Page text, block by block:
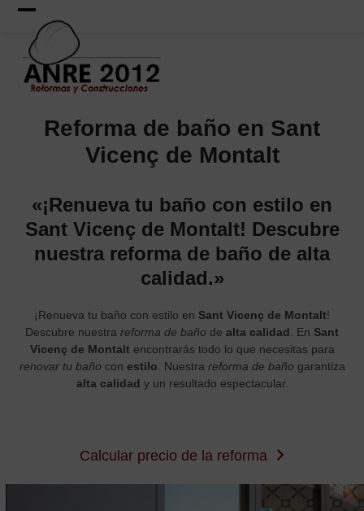
Skip
content
Open
mobile
menu
Close
mobile
menu
Reforma de baño en Sant
Vicenç de Montalt
«¡Renueva tu baño con estilo en
Sant Vicenç de Montalt! Descubre
nuestra reforma de baño de alta
calidad.»
¡Renueva tu baño con estilo en Sant Vicenç de Montalt!
Descubre nuestra reforma de baño de alta calidad . En Sant
Vicenç de Montalt encontrarás todo lo que necesitas para
renovar tu baño con estilo . Nuestra reforma de baño garantiza
alta calidad y un resultado espectacular.
Calcular precio de la reforma